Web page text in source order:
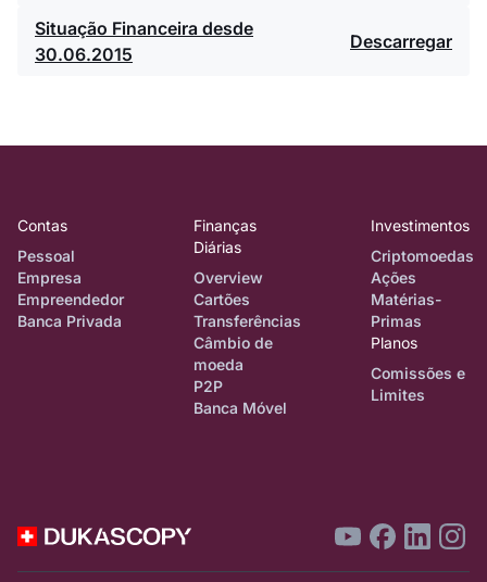
Situação Financeira desde
30.06.2015
Descarregar
Contas
Pessoal
Empresa
Empreendedor
Banca Privada
Finanças
Diárias
Overview
Cartões
Transferências
Câmbio de
moeda
P2P
Banca Móvel
Investimentos
Criptomoedas
Ações
Matérias-
Primas
Planos
Comissões e
Limites